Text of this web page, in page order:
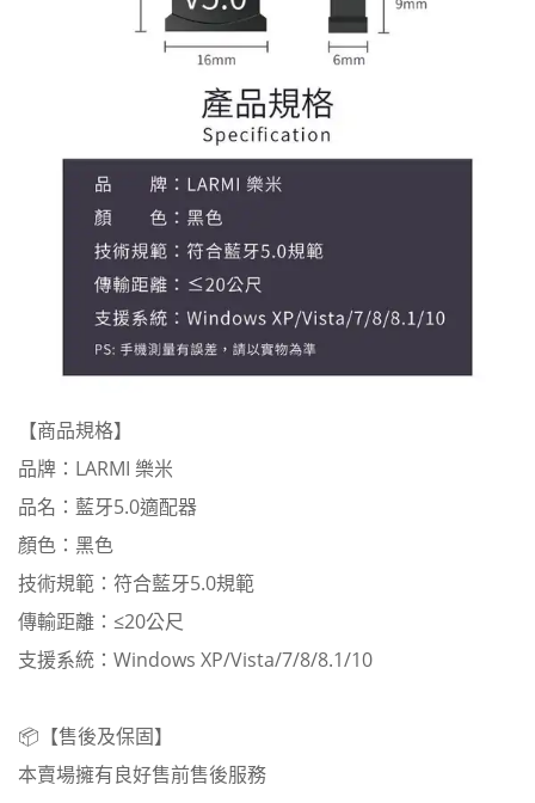
【商品規格】
品牌：LARMI 樂米
品名：藍牙5.0適配器
顏色：黑色
技術規範：符合藍牙5.0規範
傳輸距離：≤20公尺
支援系統：Windows XP/Vista/7/8/8.1/10
📦【售後及保固】
本賣場擁有良好售前售後服務